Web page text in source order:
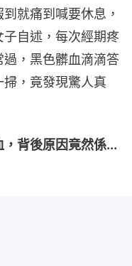
就痛到喊要休息，
自述，每次經期疼
，黑色髒血滴滴答
，竟發現驚人真
背後原因竟然係...